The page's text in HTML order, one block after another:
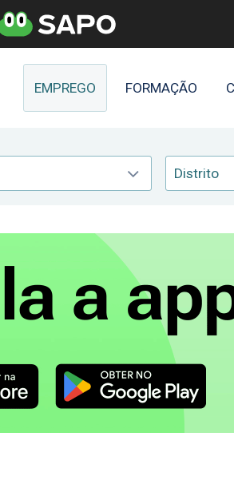
EMPREGO FORMAÇÃO
Distrito